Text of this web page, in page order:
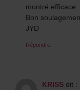
montré efficace.
Bon
JYD
Répondre
KRISS dit :